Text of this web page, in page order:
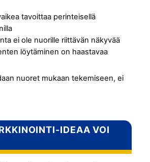
tavoittaa perinteisellä
ei ole nuorille riittävän näkyvää
löytäminen on haastavaa
nuoret mukaan tekemiseen, ei
IDEAA VOI